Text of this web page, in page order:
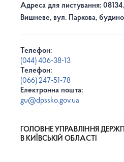
Адреса для листування:
Вишневе, вул. Паркова,
Телефон:
(044) 406-38-13
Телефон:
(066) 247-51-78
Електронна пошта:
gu@dpssko.gov.ua
ГОЛОВНЕ УПРАВЛІННЯ
В КИЇВСЬКІЙ ОБЛАСТІ